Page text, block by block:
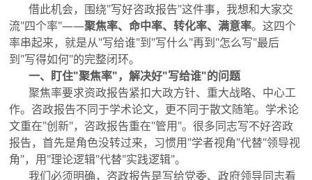
借此机会，围绕"写好咨政报告"这件事，我想和大家交
流"四个率"——聚焦率、命中率、转化率、满意率。这四个
率串起来，就是从"写给谁"到"写什么"再到"怎么写"最后
到"写得如何"的完整闭环。
一、盯住"聚焦率"，解决好"写给谁"的问题
聚焦率要求资政报告紧扣大政方针、重大战略、中心工
作。咨政报告不同于学术论文，更不同于散文随笔。学术论
文重在"创新"，咨政报告重在"管用"。很多同志写不好咨政
报告，首先是角色没转过来，习惯用"学者视角"代替"领导视
角"，用"理论逻辑"代替"实践逻辑"。
我们必须明确，咨政报告是写给党委、政府领导同志看